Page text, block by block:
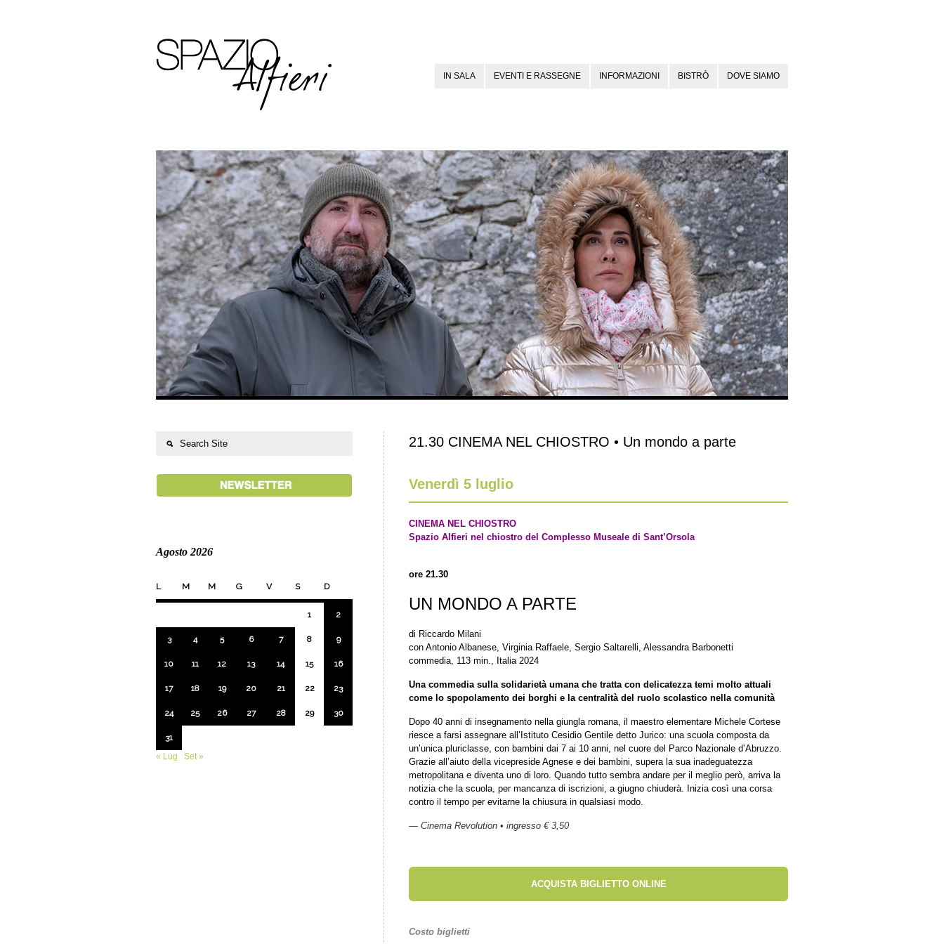
IN SALA EVENTI E RASSEGNE INFORMAZIONI BISTRÒ DOVE SIAMO
21.30 CINEMA NEL CHIOSTRO • Un mondo a parte
Venerdì 5 luglio
CINEMA NEL CHIOSTRO
Spazio Alfieri nel chiostro del Complesso Museale di Sant’Orsola
ore 21.30
UN MONDO A PARTE
di Riccardo Milani
con Antonio Albanese, Virginia Raffaele, Sergio Saltarelli, Alessandra Barbonetti
commedia, 113 min., Italia 2024
Una commedia sulla solidarietà umana che tratta con delicatezza temi molto attuali
come lo spopolamento dei borghi e la centralità del ruolo scolastico nella comunità
Dopo 40 anni di insegnamento nella giungla romana, il maestro elementare Michele Cortese
riesce a farsi assegnare all’Istituto Cesidio Gentile detto Jurico: una scuola composta da
un’unica pluriclasse, con bambini dai 7 ai 10 anni, nel cuore del Parco Nazionale d’Abruzzo.
Grazie all’aiuto della vicepreside Agnese e dei bambini, supera la sua inadeguatezza
metropolitana e diventa uno di loro. Quando tutto sembra andare per il meglio però, arriva la
notizia che la scuola, per mancanza di iscrizioni, a giugno chiuderà. Inizia così una corsa
contro il tempo per evitarne la chiusura in qualsiasi modo.
— Cinema Revolution • ingresso € 3,50
ACQUISTA BIGLIETTO ONLINE
Costo biglietti
Agosto 2026
L M M G V S D
1 2
3 4 5 6 7 8 9
10 11 12 13 14 15 16
17 18 19 20 21 22 23
24 25 26 27 28 29 30
31
« Lug
Set »